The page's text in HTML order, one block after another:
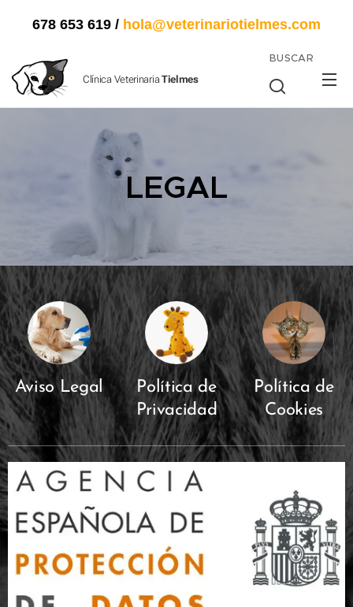
678 653 619 / hola@veterinariotielmes.com
Clínica Veterinaria Tielmes
BUSCAR
LEGAL
Aviso Legal
Política de
Privacidad
Política de
Cookies